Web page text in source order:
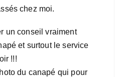
chez moi.
un conseil vraiment
et surtout le service
!!!
du canapé qui pour